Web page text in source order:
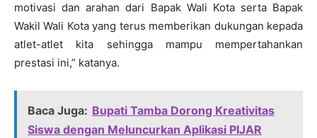
motivasi dan arahan dari Bapak Wali Kota serta Bapak
Wakil Wali Kota yang terus memberikan dukungan kepada
atlet-atlet kita sehingga mampu mempertahankan
prestasi ini,” katanya.
Baca Juga: Bupati Tamba Dorong Kreativitas
Siswa dengan Meluncurkan Aplikasi PIJAR